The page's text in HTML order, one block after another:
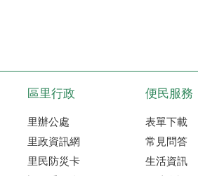
區里行政
里辦公處
里政資訊網
里民防災卡
便民服務
表單下載
常見問答
生活資訊